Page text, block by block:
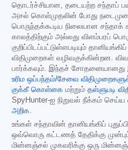
தொடர்ச்சியான, தடையற்ற சந்தாப்
அசல் கொள்முதலின் போது
பொருந்தக்கூடிய நிலையான
காலத்திற்கும் அல்லது விளம்பரப்
குறிப்பிடப்பட்டுள்ளபடியும்
விதிமுறைகள் வழிவகுக்கின்றன.
பார்க்கவும். இந்தச் சோதனையானது
உரிம ஒப்பந்தம்/சேவை
குக்கீ கொள்கை மற்றும் தள்ளுபடி
SpyHunter-ஐ நிறுவல் நீக்கம் செய்ய
அறிக
உங்கள் சந்தாவின் தானியங்கிப்
ஒவ்வொரு கட்டணத் தேதிக்கு
மின்னஞ்சல் முகவரிக்கு ஒரு